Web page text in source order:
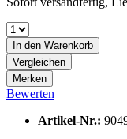
In den Warenkorb
Vergleichen
Merken
Bewerten
Artikel-Nr.: